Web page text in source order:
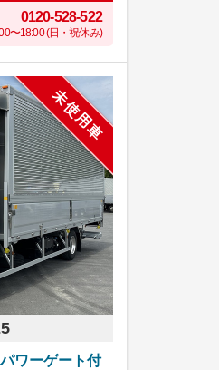
0120-528-522
〜18:00 (日・祝休み)
未使用車
ワーゲート付